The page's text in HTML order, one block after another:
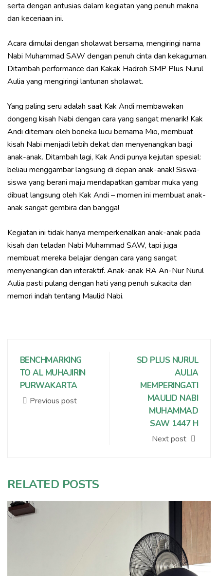
serta dengan antusias dalam kegiatan yang penuh makna
dan keceriaan ini.
Acara dimulai dengan sholawat bersama, mengiringi nama
Nabi Muhammad SAW dengan penuh cinta dan kekaguman.
Ditambah performance dari Kakak Hadroh SMP Plus Nurul
Aulia yang mengiringi lantunan sholawat.
Yang paling seru adalah saat Kak Andi membawakan
dongeng kisah Nabi dengan cara yang sangat menarik! Kak
Andi ditemani oleh boneka lucu bernama Mio, membuat
kisah Nabi menjadi lebih dekat dan menyenangkan bagi
anak-anak. Ditambah lagi, Kak Andi punya kejutan spesial:
beliau menggambar langsung di depan anak-anak! Siswa-
siswa yang berani maju mendapatkan gambar muka yang
dibuat langsung oleh Kak Andi – momen ini membuat anak-
anak sangat gembira dan bangga!
Kegiatan ini tidak hanya memperkenalkan anak-anak pada
kisah dan teladan Nabi Muhammad SAW, tapi juga
membuat mereka belajar dengan cara yang sangat
menyenangkan dan interaktif. Anak-anak RA An-Nur Nurul
Aulia pasti pulang dengan hati yang penuh sukacita dan
memori indah tentang Maulid Nabi.
BENCHMARKING
TO AL MUHAJIRIN
PURWAKARTA
Previous post
SD PLUS NURUL
AULIA
MEMPERINGATI
MAULID NABI
MUHAMMAD
SAW 1447 H
Next post
RELATED POSTS